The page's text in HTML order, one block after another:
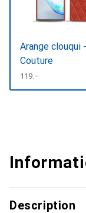
Arange clouqui -
Couture
CHF
119.–
Description